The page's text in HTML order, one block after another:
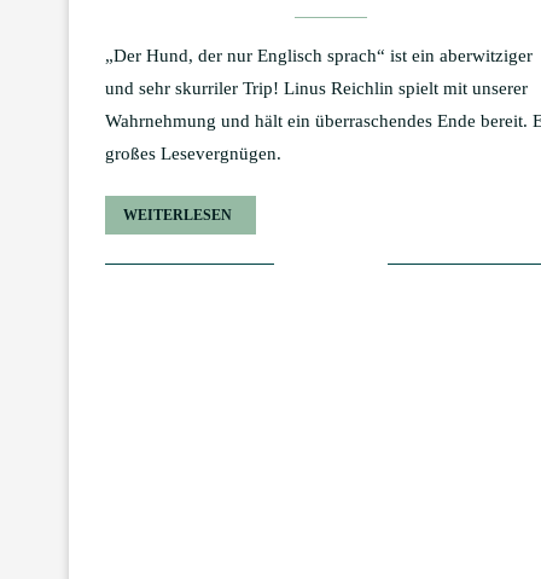
„Der Hund, der nur Englisch sprach“ ist ein aberwitziger
und sehr skurriler Trip! Linus Reichlin spielt mit unserer
Wahrnehmung und hält ein überraschendes Ende bereit.
großes Lesevergnügen.
WEITERLESEN